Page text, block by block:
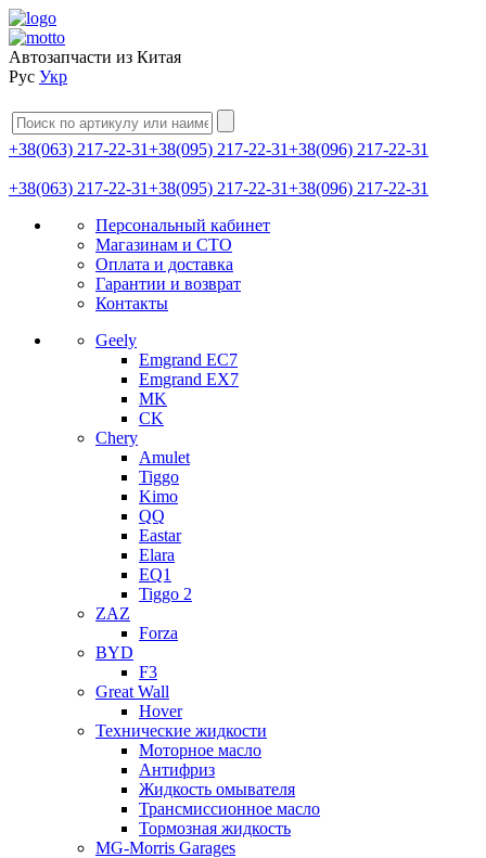
Автозапчасти из Китая
Рус Укр
+38(063) 217-22-31+38(095) 217-22-31+38(096) 217-22-31
+38(063) 217-22-31+38(095) 217-22-31+38(096) 217-22-31
Персональный кабинет
Магазинам и СТО
Оплата и доставка
Гарантии и возврат
Контакты
Geely
Emgrand EC7
Emgrand EX7
MK
CK
Chery
Amulet
Tiggo
Kimo
QQ
Eastar
Elara
EQ1
Tiggo 2
ZAZ
Forza
BYD
F3
Great Wall
Hover
Технические жидкости
Моторное масло
Антифриз
Жидкость омывателя
Трансмиссионное масло
Тормозная жидкость
MG-Morris Garages